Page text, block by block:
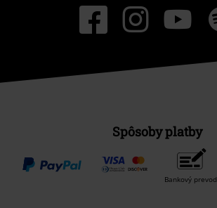
Spôsoby platby
Bankový prevod